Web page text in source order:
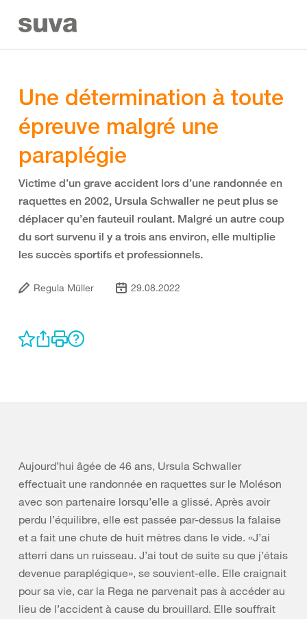
Une détermination à toute
épreuve malgré une
paraplégie
Victime d’un grave accident lors d’une randonnée en
raquettes en 2002, Ursula Schwaller ne peut plus se
déplacer qu’en fauteuil roulant. Malgré un autre coup
du sort survenu il y a trois ans environ, elle multiplie
les succès sportifs et professionnels.
Regula Müller 29.08.2022
Aujourd’hui âgée de 46 ans, Ursula Schwaller
effectuait une randonnée en raquettes sur le Moléson
avec son partenaire lorsqu’elle a glissé. Après avoir
perdu l’équilibre, elle est passée par-dessus la falaise
et a fait une chute de huit mètres dans le vide. «J’ai
atterri dans un ruisseau. J’ai tout de suite su que j’étais
devenue paraplégique», se souvient-elle. Elle craignait
pour sa vie, car la Rega ne parvenait pas à accéder au
lieu de l’accident à cause du brouillard. Elle souffrait